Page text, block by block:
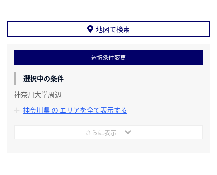
地図で検索
選択条件変更
選択中の条件
神奈川大学周辺
神奈川県 の エリアを全て表示する
さらに表示